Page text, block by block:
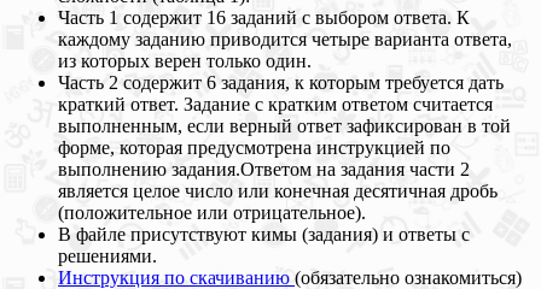
Часть 1 содержит 16 заданий с выбором ответа. К
каждому заданию приводится четыре варианта ответа,
из которых верен только один.
Часть 2 содержит 6 задания, к которым требуется дать
краткий ответ. Задание с кратким ответом считается
выполненным, если верный ответ зафиксирован в той
форме, которая предусмотрена инструкцией по
выполнению задания.Ответом на задания части 2
является целое число или конечная десятичная дробь
(положительное или отрицательное).
В файле присутствуют кимы (задания) и ответы с
решениями.
Инструкция по скачиванию (обязательно ознакомиться)